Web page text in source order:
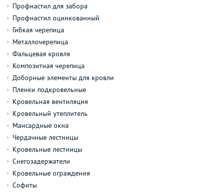
Профнастил для забора
Профнастил оцинкованный
Гибкая черепица
Металлочерепица
Фальцевая кровля
Композитная черепица
Доборные элементы для кровли
Пленки подкровельные
Кровельная вентиляция
Кровельный утеплитель
Мансардные окна
Чердачные лестницы
Кровельные лестницы
Снегозадержатели
Кровельные ограждения
Софиты